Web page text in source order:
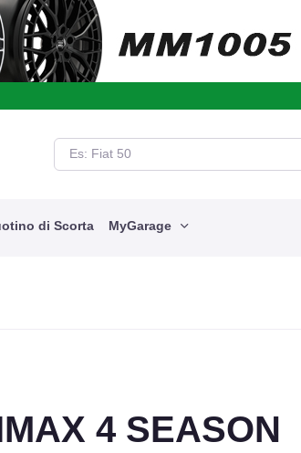
di Scorta MyGarage
4 SEASON